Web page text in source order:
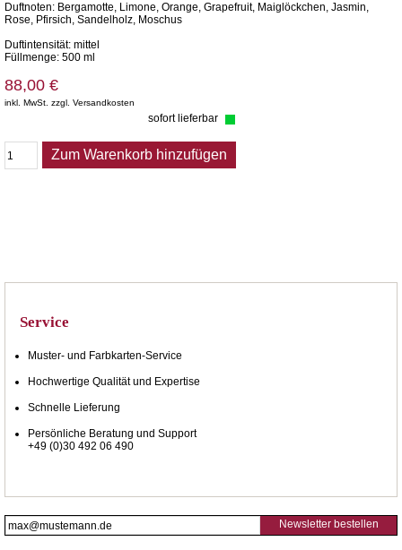
Duftnoten: Bergamotte, Limone, Orange, Grapefruit, Maiglöckchen, Jasmin,
Rose, Pfirsich, Sandelholz, Moschus
Duftintensität: mittel
Füllmenge: 500 ml
88,00 €
inkl. MwSt. zzgl. Versandkosten
sofort lieferbar
Zum Warenkorb hinzufügen
Service
Muster- und Farbkarten-Service
Hochwertige Qualität und Expertise
Schnelle Lieferung
Persönliche Beratung und Support
+49 (0)30 492 06 490
Newsletter bestellen